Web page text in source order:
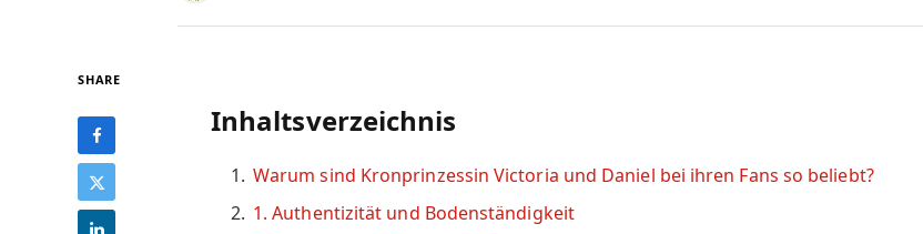
SHARE
Inhaltsverzeichnis
Warum sind Kronprinzessin Victoria und Daniel bei ihren Fans so beliebt?
1. Authentizität und Bodenständigkeit